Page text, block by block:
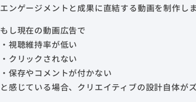
エンゲージメントと成果に直結する動画を制作しま
もし現在の動画広告で
・視聴維持率が低い
・クリックされない
・保存やコメントが付かない
と感じている場合、クリエイティブの設計自体が